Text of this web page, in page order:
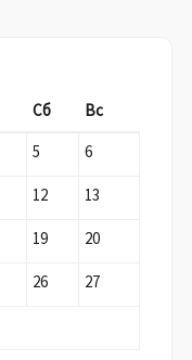
Сб
Вс
5 6
12 13
19 20
26 27